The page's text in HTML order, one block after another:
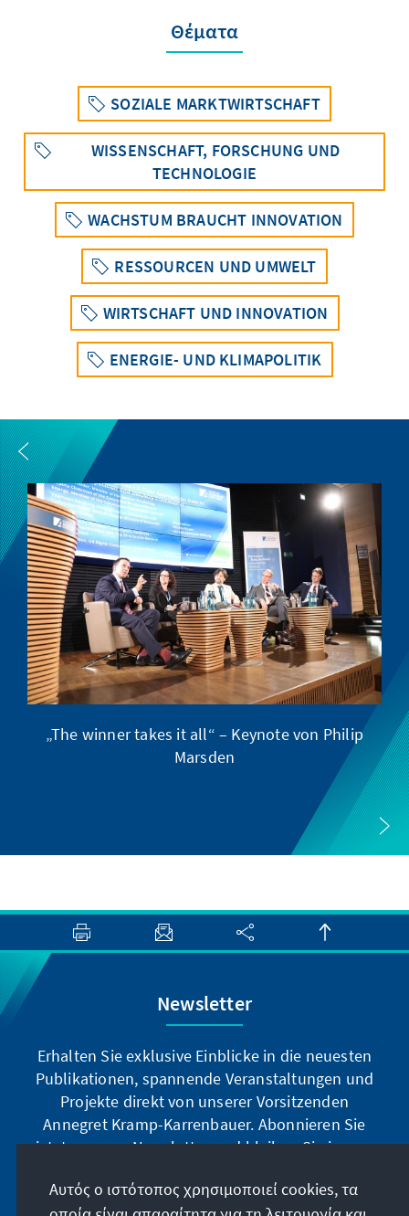
Θέματα
SOZIALE MARKTWIRTSCHAFT
WISSENSCHAFT, FORSCHUNG UND
TECHNOLOGIE
WACHSTUM BRAUCHT INNOVATION
RESSOURCEN UND UMWELT
WIRTSCHAFT UND INNOVATION
ENERGIE- UND KLIMAPOLITIK
„The winner takes it all“ – Keynote von Philip
Marsden
Newsletter
Erhalten Sie exklusive Einblicke in die neuesten
Publikationen, spannende Veranstaltungen und
Projekte direkt von unserer Vorsitzenden
Annegret Kramp-Karrenbauer. Abonnieren Sie
jetzt unseren Newsletter und bleiben Sie immer
Αυτός ο ιστότοπος χρησιμοποιεί cookies, τα